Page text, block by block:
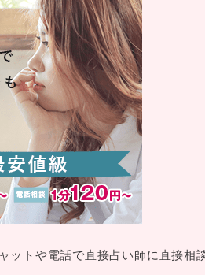
ットや電話で直接占い師に直接相